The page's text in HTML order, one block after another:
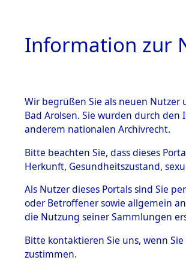
HOME
BESTÄNDE
Inhaftierungsdoku
mente
5. Verschiedenes
Todesmärsche
5.3.1 Alliierte
Information zur
Wir begrüßen Sie als neuen Nutzer
Bad Arolsen. Sie wurden durch
anderem nationalen Archivrecht.
Bitte beachten Sie, dass dieses
Herkunft, Gesundheitszustand,
Als Nutzer dieses Portals sind Sie
oder Betroffener sowie allgemein
die Nutzung seiner Sammlungen
Bitte kontaktieren Sie uns, wenn
zustimmen.